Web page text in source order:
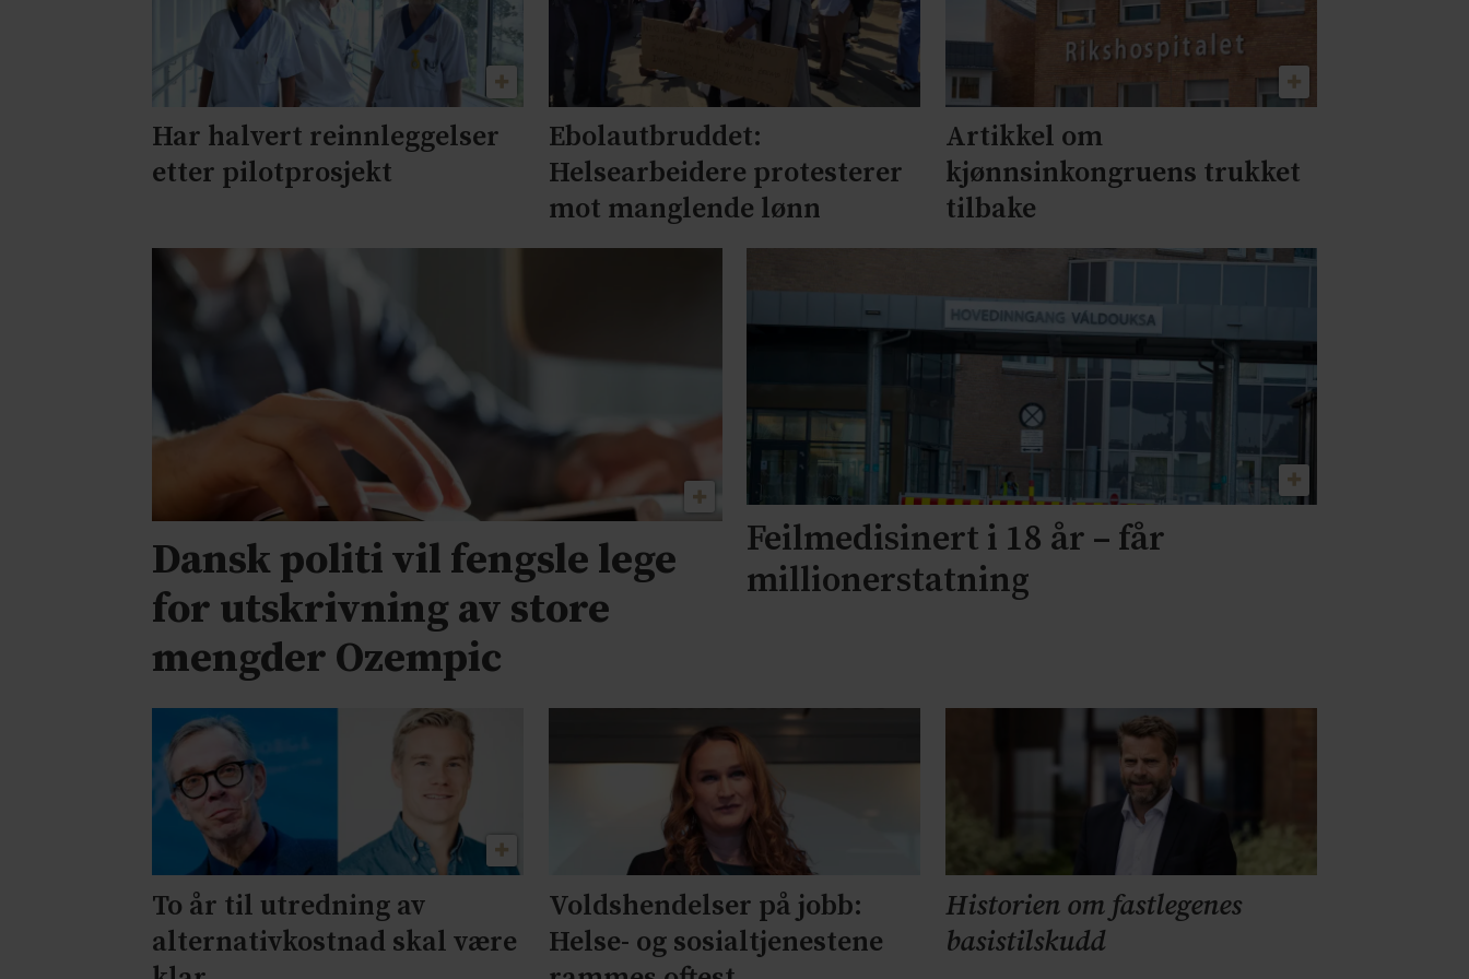
Har halvert reinnleggelser
etter pilotprosjekt
Ebolautbruddet:
Helsearbeidere protesterer
mot manglende lønn
Artikkel om
kjønnsinkongruens trukket
tilbake
Dansk politi vil fengsle lege
for utskrivning av store
mengder Ozempic
Feilmedisinert i 18 år – får
millionerstatning
To år til utredning av
alternativkostnad skal være
Voldshendelser på jobb:
Helse- og sosialtjenestene
Historien om fastlegenes
basistilskudd